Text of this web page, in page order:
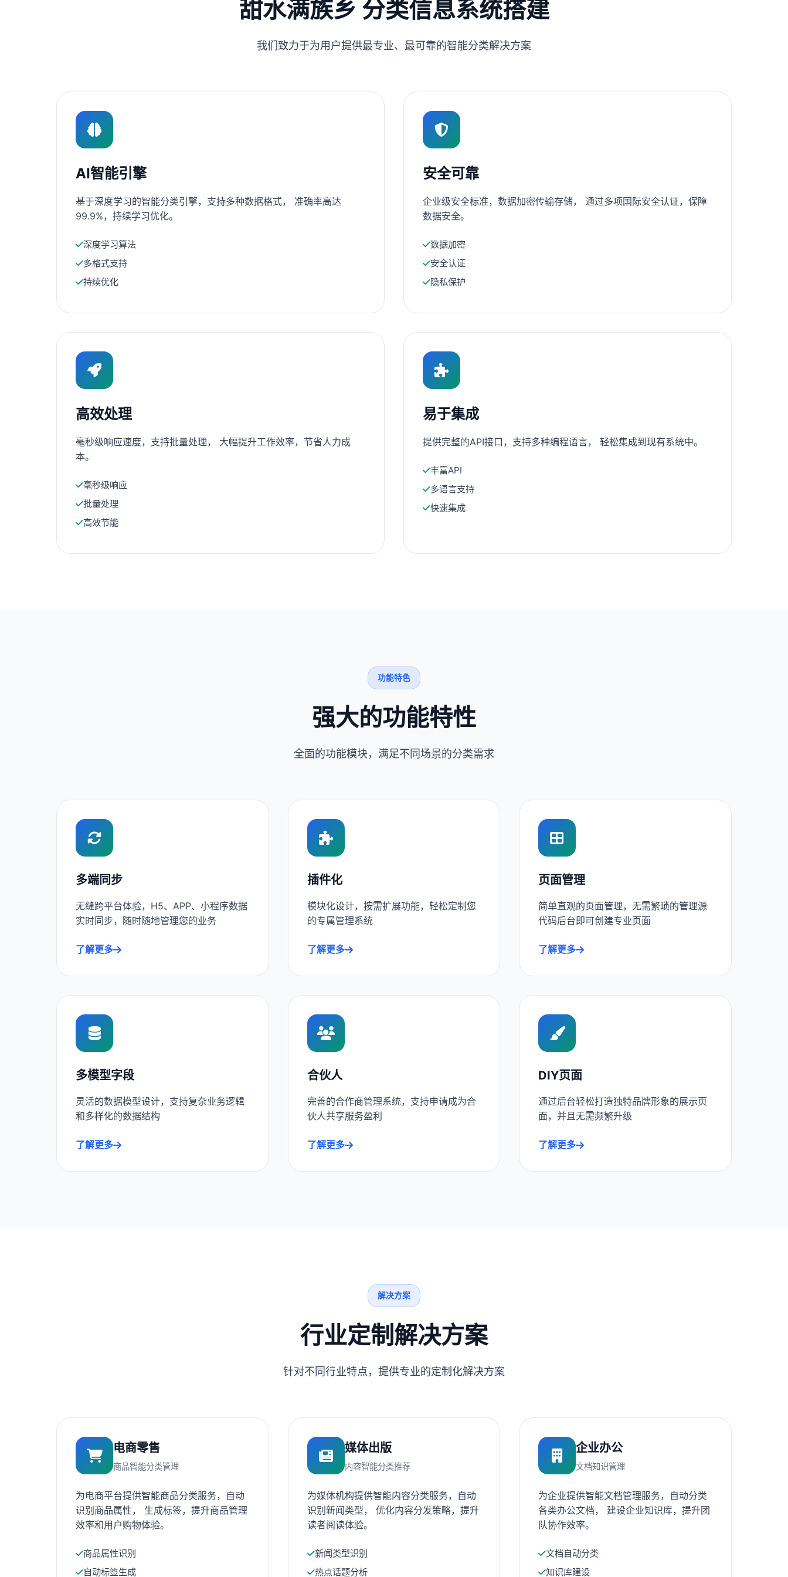
甜水满族乡 分类信息系统搭建
我们致力于为用户提供最专业、最可靠的智能分类解决方案
AI智能引擎
基于深度学习的智能分类引擎，支持多种数据格式， 准确率高达
99.9%，持续学习优化。
深度学习算法
多格式支持
持续优化
安全可靠
企业级安全标准，数据加密传输存储， 通过多项国际安全认证，保障
数据安全。
数据加密
安全认证
隐私保护
高效处理
毫秒级响应速度，支持批量处理， 大幅提升工作效率，节省人力成
本。
毫秒级响应
批量处理
高效节能
易于集成
提供完整的API接口，支持多种编程语言， 轻松集成到现有系统中。
丰富API
多语言支持
快速集成
功能特色
强大的功能特性
全面的功能模块，满足不同场景的分类需求
多端同步
无缝跨平台体验，H5、APP、小程序数据
实时同步，随时随地管理您的业务
了解更多
插件化
模块化设计，按需扩展功能，轻松定制您
的专属管理系统
了解更多
页面管理
简单直观的页面管理，无需繁琐的管理源
代码后台即可创建专业页面
了解更多
多模型字段
灵活的数据模型设计，支持复杂业务逻辑
和多样化的数据结构
了解更多
合伙人
完善的合作商管理系统，支持申请成为合
伙人共享服务盈利
了解更多
DIY页面
通过后台轻松打造独特品牌形象的展示页
面，并且无需频繁升级
了解更多
解决方案
行业定制解决方案
针对不同行业特点，提供专业的定制化解决方案
电商零售
商品智能分类管理
为电商平台提供智能商品分类服务，自动
识别商品属性， 生成标签，提升商品管理
效率和用户购物体验。
商品属性识别
自动标签生成
媒体出版
内容智能分类推荐
为媒体机构提供智能内容分类服务，自动
识别新闻类型， 优化内容分发策略，提升
读者阅读体验。
新闻类型识别
热点话题分析
企业办公
文档知识管理
为企业提供智能文档管理服务，自动分类
各类办公文档， 建设企业知识库，提升团
队协作效率。
文档自动分类
知识库建设